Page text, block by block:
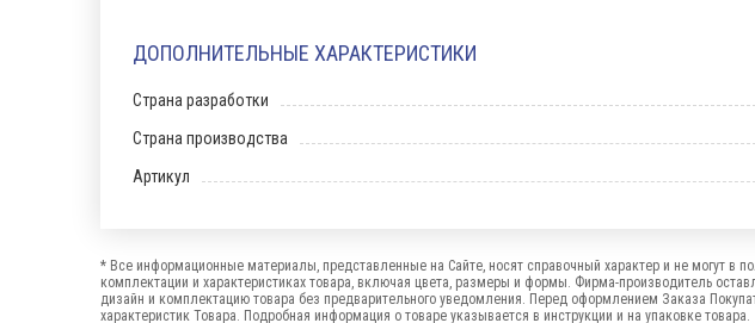
ДОПОЛНИТЕЛЬНЫЕ ХАРАКТЕРИСТИКИ
Страна разработки
Страна производства
Артикул
* Все информационные материалы, представленные на Сайте, носят справочный характер и не могут в
комплектации и характеристиках товара, включая цвета, размеры и формы. Фирма-производитель
дизайн и комплектацию товара без предварительного уведомления. Перед оформлением Заказа
характеристик Товара. Подробная информация о товаре указывается в инструкции и на упаковке товара.